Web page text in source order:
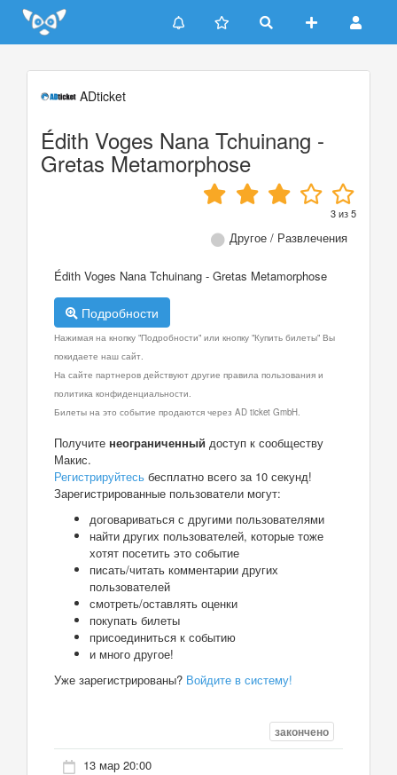
Update cookies preferences
ADticket
Édith Voges Nana Tchuinang -
Gretas Metamorphose
3из5
Другое / Развлечения
Édith Voges Nana Tchuinang - Gretas Metamorphose
Подробности
Нажимая на кнопку "Подробности" или кнопку "Купить билеты" Вы
покидаете наш сайт.
На сайте партнеров действуют другие правила пользования и
политика конфиденциальности.
Билеты на это событие продаются через AD ticket GmbH.
Получите неограниченный доступ к сообществу
Макис.
Регистрируйтесь бесплатно всего за 10 секунд!
Зарегистрированные пользователи могут:
договариваться с другими пользователями
найти других пользователей, которые тоже
хотят посетить это событие
писать/читать комментарии других
пользователей
смотреть/оставлять оценки
покупать билеты
присоединиться к событию
и много другое!
Уже зарегистрированы? Войдите в систему!
закончено
13 мар 20:00